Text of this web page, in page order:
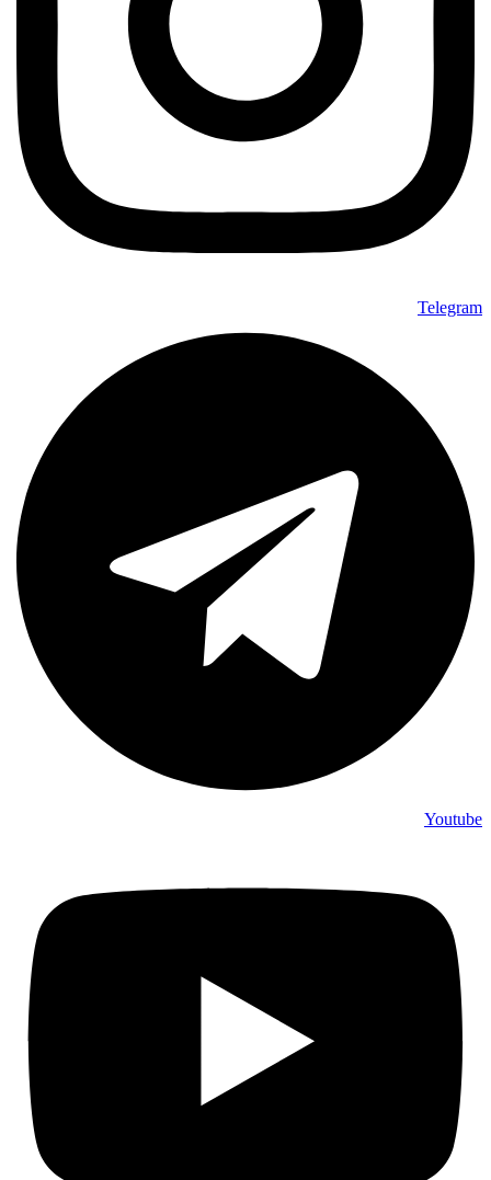
Telegram
Youtube